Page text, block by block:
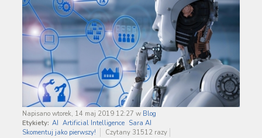
Napisano wtorek, 14 maj 2019 12:27 w Blog
Etykiety: AI Artificial Intelligence Sara AI
Skomentuj jako pierwszy!
Czytany 31512 razy